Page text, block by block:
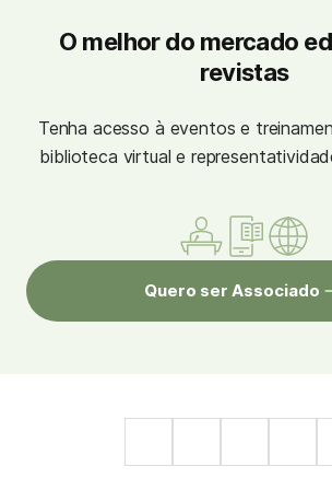
O melhor do mercado
revistas
Tenha acesso à eventos e
biblioteca virtual e
Quero ser Associado